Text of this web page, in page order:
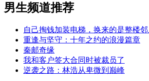
男生频道推荐
自己掏钱加装电梯，换来的是整楼
重逢与坚守：十年之约的浪漫篇章
秦邮奇缘
我和客户签大合同时被裁员了
逆袭之路：林浩从卑微到巅峰